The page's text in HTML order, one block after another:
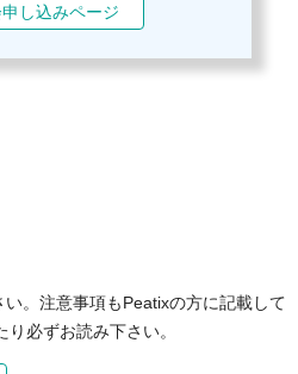
し込みページ
。注意事項もPeatixの方に記載して
必ずお読み下さい。